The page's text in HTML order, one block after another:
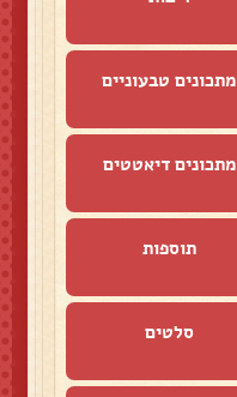
מתכונים טבעוניים
מתכונים דיאטטים
תוספות
סלטים